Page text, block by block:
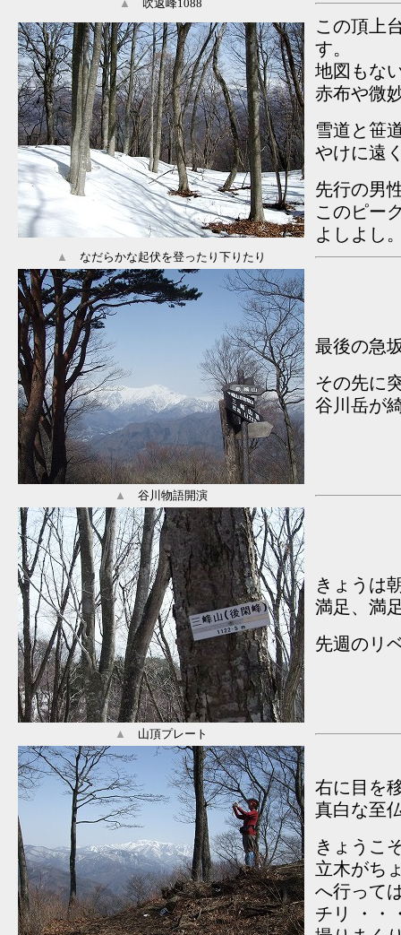
▲ 吹返峰1088
この頂上
す。
地図もな
赤布や微
雪道と笹
やけに遠
先行の男
このピー
よしよし
▲ なだらかな起伏を登ったり下りたり
最後の急
その先に
谷川岳が
▲ 谷川物語開演
きょうは
満足、満
先週のリ
▲ 山頂プレート
右に目を
真白な至
きょうこ
立木がち
へ行って
チリ ・・